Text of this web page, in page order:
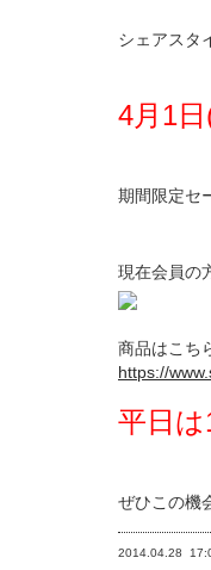
シェアスタ
4月1
期間限定セ
現在会員の
商品はこち
https://
平日
ぜひこの機
2014.04.28